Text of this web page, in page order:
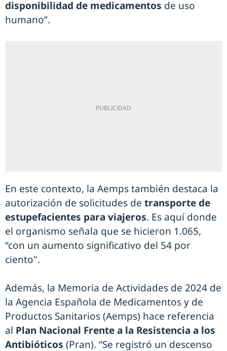
disponibilidad de medicamentos de uso
humano”.
En este contexto, la Aemps también destaca la
autorización de solicitudes de transporte de
estupefacientes para viajeros. Es aquí donde
el organismo señala que se hicieron 1.065,
“con un aumento significativo del 54 por
ciento".
Además, la Memoria de Actividades de 2024 de
la Agencia Española de Medicamentos y de
Productos Sanitarios (Aemps) hace referencia
al Plan Nacional Frente a la Resistencia a los
Antibióticos (Pran). “Se registró un descenso